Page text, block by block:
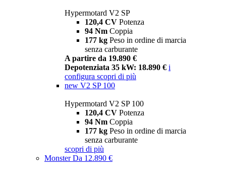
Hypermotard V2 SP
120,4 CV Potenza
94 Nm Coppia
177 kg Peso in ordine di marcia
senza carburante
A partire da 19.890 €
Depotenziata 35 kW: 18.890 € i
configura scopri di più
new V2 SP 100
Hypermotard V2 SP 100
120,4 CV Potenza
94 Nm Coppia
177 kg Peso in ordine di marcia
senza carburante
scopri di più
MonsterDa 12.890 €